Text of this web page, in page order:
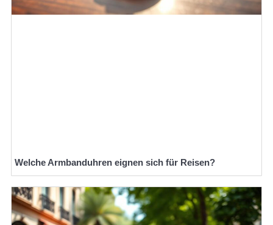
Welche Armbanduhren eignen sich für Reisen?